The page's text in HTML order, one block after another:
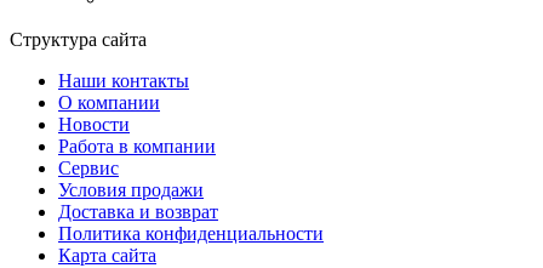
Структура сайта
Наши контакты
О компании
Новости
Работа в компании
Сервис
Условия продажи
Доставка и возврат
Политика конфиденциальности
Карта сайта